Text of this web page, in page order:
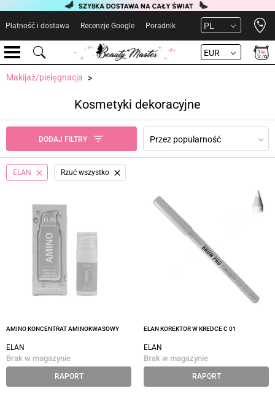
Płatność i dostawa Recenzje Google Poradnik PL
EUR
Makijaż/pielęgnacja
Kosmetyki dekoracyjne
DODAJ FILTRY Przez popularność
ELAN Rzuć wszystko
AMINO KONCENTRAT AMINOKWASOWY
ELAN
Brak w magazynie
RAPORT
ELAN KOREKTOR W KREDCE C 01
ELAN
Brak w magazynie
RAPORT